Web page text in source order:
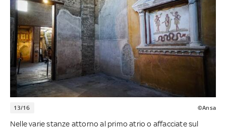
13/16 ©Ansa
Nelle varie stanze attorno al primo atrio o affacciate sul